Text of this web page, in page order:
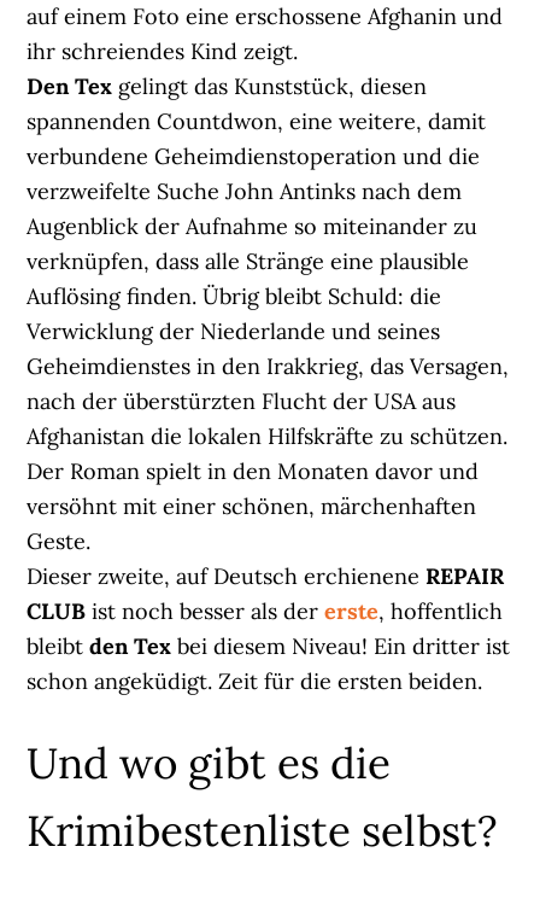
auf einem Foto eine erschossene Afghanin und
ihr schreiendes Kind zeigt.
Den Tex gelingt das Kunststück, diesen
spannenden Countdwon, eine weitere, damit
verbundene Geheimdienstoperation und die
verzweifelte Suche John Antinks nach dem
Augenblick der Aufnahme so miteinander zu
verknüpfen, dass alle Stränge eine plausible
Auflösing finden. Übrig bleibt Schuld: die
Verwicklung der Niederlande und seines
Geheimdienstes in den Irakkrieg, das Versagen,
nach der überstürzten Flucht der USA aus
Afghanistan die lokalen Hilfskräfte zu schützen.
Der Roman spielt in den Monaten davor und
versöhnt mit einer schönen, märchenhaften
Geste.
Dieser zweite, auf Deutsch erchieneneREPAIR
CLUB ist noch besser als dererste, hoffentlich
bleibtden Tex bei diesem Niveau! Ein dritter ist
schon angeküdigt. Zeit für die ersten beiden.
Und wo gibt es die
Krimibestenliste selbst?